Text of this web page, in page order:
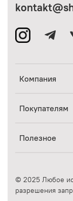
Компания
Покупателям
Полезное
© 2025 Любое
разрешения